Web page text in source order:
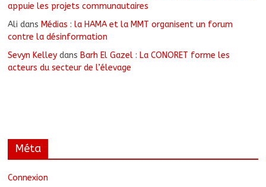
appuie les projets communautaires
Ali dans Médias : la HAMA et la MMT organisent un forum
contre la désinformation
Sevyn Kelley dans Barh El Gazel : La CONORET forme les
acteurs du secteur de l’élevage
Méta
Connexion